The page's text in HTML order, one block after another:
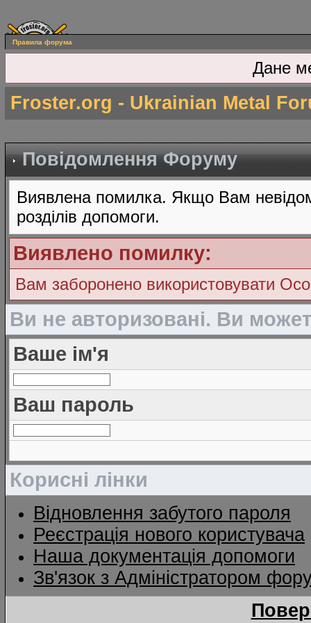
Правила форума
Дане
Froster.org - Ukrainian Metal
Повідомлення Форуму
Виявлена помилка. Якщо Вам
розділів допомоги.
Виявлено помилку:
Вам заборонено використовувати
Ви не авторизовані. Ви
Ваше ім'я
Ваш пароль
Корисні лінки
Відновлення забутого пароля
Реєстрація нового користувача
Наша документація допомоги
Зв'язок з Адміністратором